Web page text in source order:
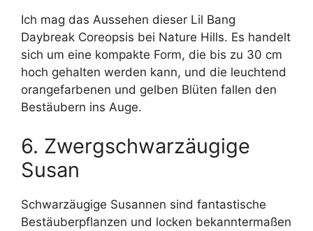
Ich mag das Aussehen dieser Lil Bang
Daybreak Coreopsis bei Nature Hills. Es handelt
sich um eine kompakte Form, die bis zu 30 cm
hoch gehalten werden kann, und die leuchtend
orangefarbenen und gelben Blüten fallen den
Bestäubern ins Auge.
6. Zwergschwarzäugige
Susan
Schwarzäugige Susannen sind fantastische
Bestäuberpflanzen und locken bekanntermaßen